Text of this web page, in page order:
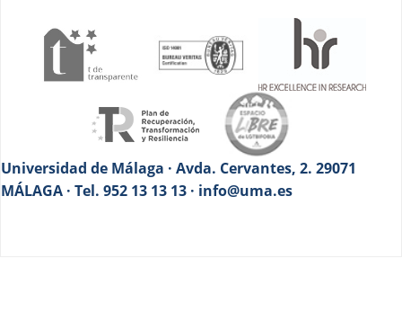
Universidad de Málaga · Avda. Cervantes, 2. 29071
MÁLAGA · Tel. 952 13 13 13 · info@uma.es